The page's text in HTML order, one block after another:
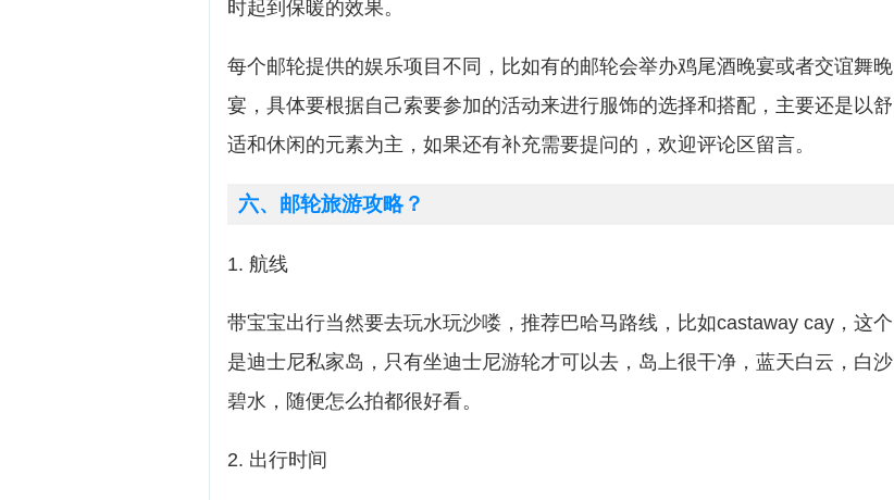
时起到保暖的效果。
每个邮轮提供的娱乐项目不同，比如有的邮轮会举办鸡尾酒晚宴或者交谊舞晚
宴，具体要根据自己索要参加的活动来进行服饰的选择和搭配，主要还是以舒
适和休闲的元素为主，如果还有补充需要提问的，欢迎评论区留言。
六、邮轮旅游攻略？
1. 航线
带宝宝出行当然要去玩水玩沙喽，推荐巴哈马路线，比如castaway cay，这个
是迪士尼私家岛，只有坐迪士尼游轮才可以去，岛上很干净，蓝天白云，白沙
碧水，随便怎么拍都很好看。
2. 出行时间